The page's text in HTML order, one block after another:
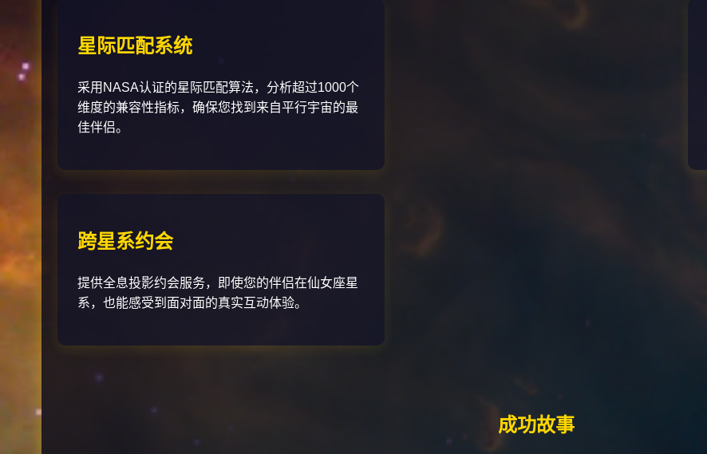
星际匹配系统
采用NASA认证的星际匹配算法，分析超过1000个
维度的兼容性指标，确保您找到来自平行宇宙的最
佳伴侣。
跨星系约会
提供全息投影约会服务，即使您的伴侣在仙女座星
系，也能感受到面对面的真实互动体验。
成功故事